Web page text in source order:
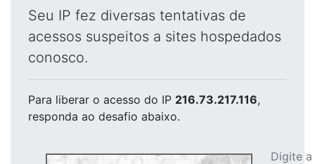
Seu IP fez diversas tentativas de
acessos suspeitos a sites hospedados
conosco.
Para liberar o acesso do IP 216.73.217.116,
responda ao desafio abaixo.
Digite